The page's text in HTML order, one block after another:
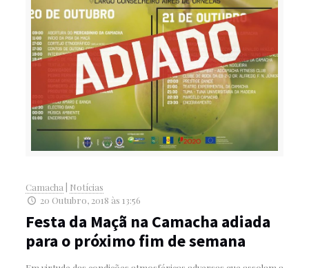
Camacha
Notícias
20 Outubro, 2018 às 13:56
Festa da Maçã na Camacha adiada
para o próximo fim de semana